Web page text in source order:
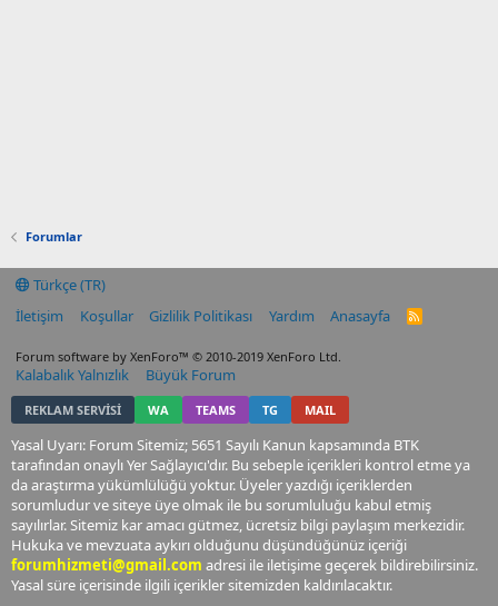
Forumlar
Türkçe (TR)
İletişim
Koşullar Gizlilik Politikası Yardım Anasayfa
R
Forum software by XenForo™ © 2010-2019 XenForo Ltd.
Kalabalık Yalnızlık Büyük Forum
REKLAM SERVİSİ WA TEAMS TG MAIL
Yasal Uyarı: Forum Sitemiz; 5651 Sayılı Kanun kapsamında BTK
tarafından onaylı Yer Sağlayıcı'dır. Bu sebeple içerikleri kontrol etme ya
da araştırma yükümlülüğü yoktur. Üyeler yazdığı içeriklerden
sorumludur ve siteye üye olmak ile bu sorumluluğu kabul etmiş
sayılırlar. Sitemiz kar amacı gütmez, ücretsiz bilgi paylaşım merkezidir.
Hukuka ve mevzuata aykırı olduğunu düşündüğünüz içeriği
forumhizmeti@gmail.com adresi ile iletişime geçerek bildirebilirsiniz.
Yasal süre içerisinde ilgili içerikler sitemizden kaldırılacaktır.